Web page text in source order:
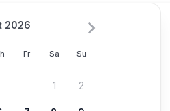
Fr Sa Su
2026
1 2